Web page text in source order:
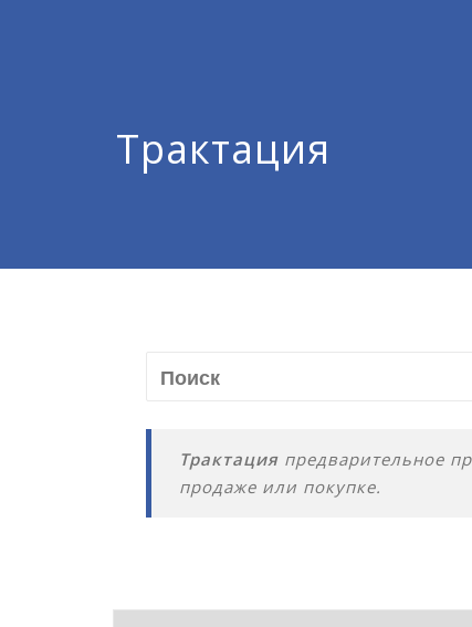
Трактация
Трактацияпредварительное
продаже или покупке.